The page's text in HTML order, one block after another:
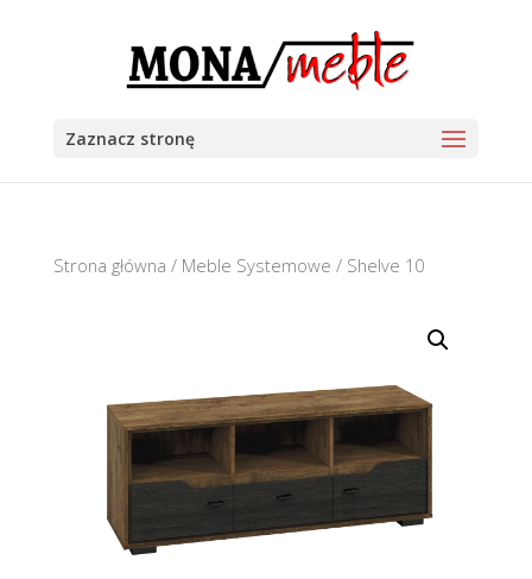
Zaznacz stronę
Strona główna / Meble Systemowe / Shelve 10